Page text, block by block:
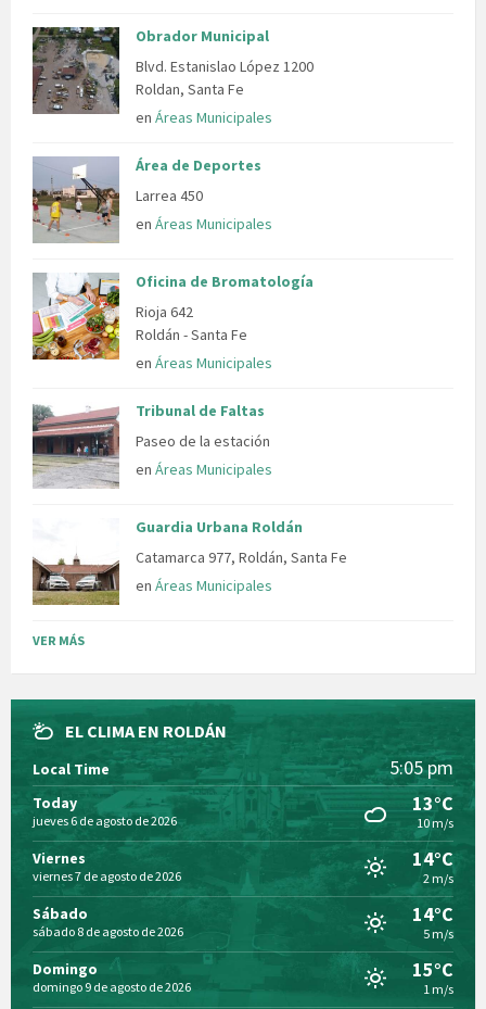
Obrador Municipal
Blvd. Estanislao López 1200
Roldan, Santa Fe
en Áreas Municipales
Área de Deportes
Larrea 450
en Áreas Municipales
Oficina de Bromatología
Rioja 642
Roldán - Santa Fe
en Áreas Municipales
Tribunal de Faltas
Paseo de la estación
en Áreas Municipales
Guardia Urbana Roldán
Catamarca 977, Roldán, Santa Fe
en Áreas Municipales
VER MÁS
EL CLIMA EN ROLDÁN
Local Time 5:05 pm
Today
jueves 6 de agosto de 2026
13°C
10 m/s
Viernes
viernes 7 de agosto de 2026
14°C
2 m/s
Sábado
sábado 8 de agosto de 2026
14°C
5 m/s
Domingo
domingo 9 de agosto de 2026
15°C
1 m/s